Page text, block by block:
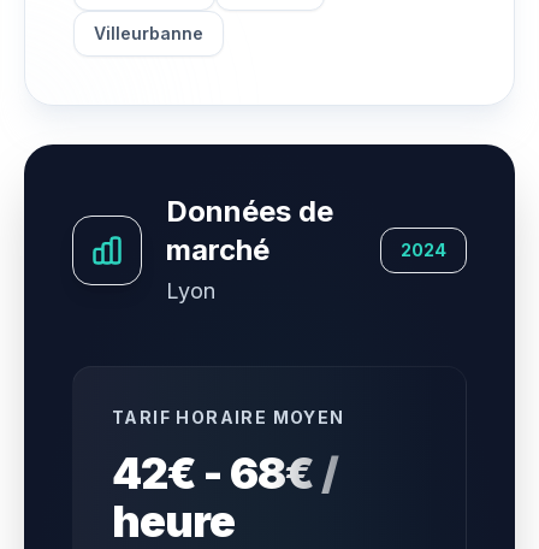
Villeurbanne
Données de
marché
Lyon
2024
TARIF HORAIRE MOYEN
42€ - 68€ /
heure